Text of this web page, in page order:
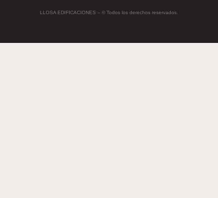
LLOSA EDIFICACIONES – © Todos los derechos reservados.